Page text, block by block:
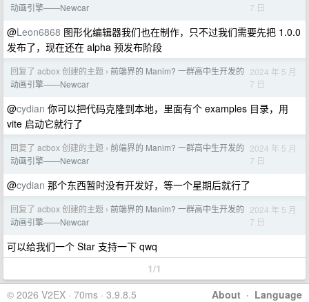
动画引擎——Newcar
7 日
@Leon6868 图形化编辑器我们也在制作，只不过我们需要先把 1.0.0
发布了，现在还在 alpha 预发布阶段
回复了 acbox 创建的主题 › 前端界的 Manim? 一群高中生开发的
动画引擎——Newcar
2024 年 5 月
7 日
@cydian 你可以把代码克隆到本地，里面有个 examples 目录，用
vite 启动它就行了
回复了 acbox 创建的主题 › 前端界的 Manim? 一群高中生开发的
动画引擎——Newcar
2024 年 5 月
7 日
@cydian 那个东西暂时没有开发好，等一个星期后就行了
回复了 acbox 创建的主题 › 前端界的 Manim? 一群高中生开发的
动画引擎——Newcar
2024 年 5 月
7 日
可以给我们一个 Star 支持一下 qwq
1/1
About · Language
© 2026 V2EX · 70ms · 3.9.8.5